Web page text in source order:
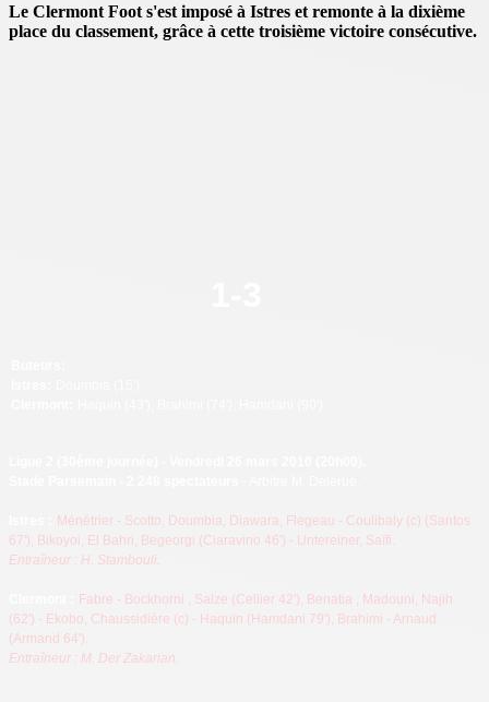
Le Clermont Foot s'est imposé à Istres et remonte à la dixième
place du classement, grâce à cette troisième victoire consécutive.
Ménétrier - Scotto, Doumbia, Diawara, Flegeau - Coulibaly (c) (Santos
67'), Bikoyoi, El Bahri, Begeorgi (Ciaravino 46') - Untereiner, Saïfi.
Entraîneur : H. Stambouli.
Fabre - Bockhorni , Salze (Cellier 42'), Benatia , Madouni, Najih
(62') - Ekobo, Chaussidière (c) - Haquin (Hamdani 79'), Brahimi - Arnaud
(Armand 64').
Entraîneur : M. Der Zakarian.